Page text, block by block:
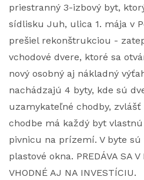
priestranný 3-izbový byt,
sídlisku Juh, ulica 1. mája v
prešiel rekonštrukciou -
vchodové dvere, ktoré sa
nový osobný aj nákladný
nachádzajú 4 byty, kde sú
uzamykateľné chodby,
chodbe má každý byt
pivnicu na prízemí. V byte sú
plastové okna. PREDÁVA SA V
VHODNÉ AJ NA INVESTÍCIU.